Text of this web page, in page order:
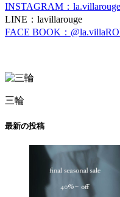
INSTAGRAM：la.villarouge
LINE：lavillarouge
FACE BOOK：
三輪
最新の投稿